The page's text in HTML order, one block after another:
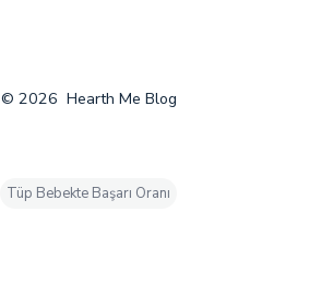
© 2026 Hearth Me Blog
Tüp Bebekte Başarı Oranı